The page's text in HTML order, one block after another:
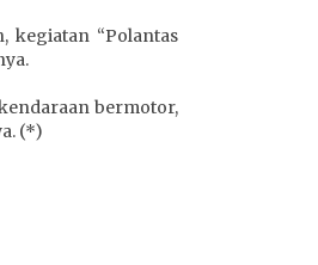
kegiatan “Polantas
bermotor,
(*)